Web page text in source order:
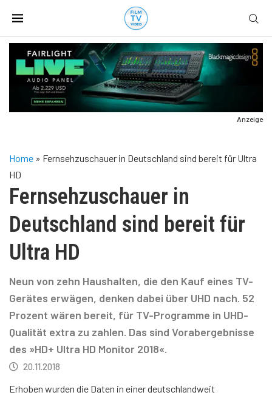
Anzeige
Home » Fernsehzuschauer in Deutschland sind bereit für Ultra
HD
Fernsehzuschauer in
Deutschland sind bereit für
Ultra HD
Neun von zehn Haushalten, die den Kauf eines TV-
Gerätes erwägen, denken dabei über UHD nach. 52
Prozent wären bereit, für TV-Programme in UHD-
Qualität extra zu zahlen. Das sind Vorabergebnisse
des »HD+ Ultra HD Monitor 2018«.
20.11.2018
Erhoben wurden die Daten in einer deutschlandweit